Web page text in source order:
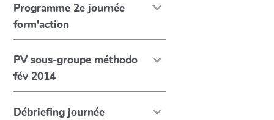
Programme 2e journée
form'action
PV sous-groupe méthodo
fév 2014
Débriefing journée